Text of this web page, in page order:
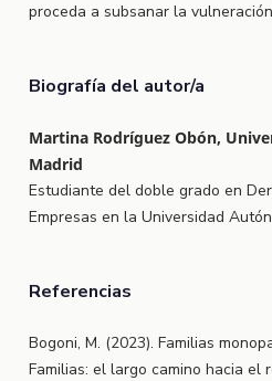
proceda a subsanar la
Biografía del autor/a
Martina Rodríguez Obón,
Madrid
Estudiante del doble grado en
Empresas en la Universidad
Referencias
Bogoni, M. (2023). Familias
Familias: el largo camino hacia el